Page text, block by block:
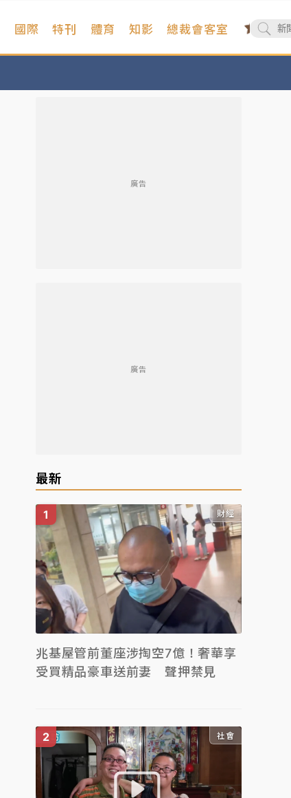
國際 特刊 體育 知影 總裁會客室
廣告
廣告
最新
財經
兆基屋管前董座涉掏空7億！奢華享
受買精品豪車送前妻 聲押禁見
社會